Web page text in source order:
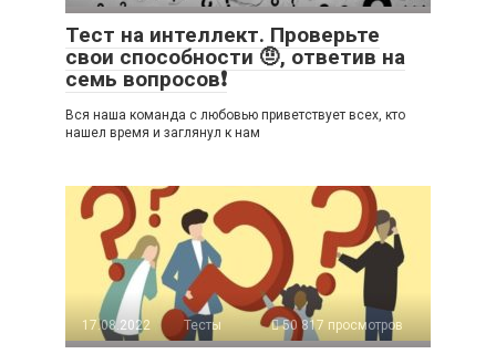
Тест на интеллект. Проверьте
свои способности 🤨, ответив на
семь вопросов❗
Вся наша команда с любовью приветствует всех, кто
нашел время и заглянул к нам
17.08.2022 Тесты 50 817 просмотров